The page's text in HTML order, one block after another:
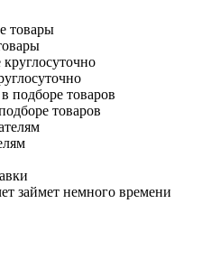
товаров
займет немного времени